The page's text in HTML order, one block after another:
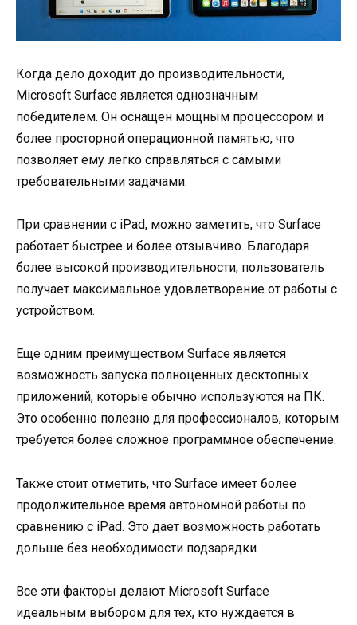
Когда дело доходит до производительности,
Microsoft Surface является однозначным
победителем. Он оснащен мощным процессором и
более просторной операционной памятью, что
позволяет ему легко справляться с самыми
требовательными задачами.
При сравнении с iPad, можно заметить, что Surface
работает быстрее и более отзывчиво. Благодаря
более высокой производительности, пользователь
получает максимальное удовлетворение от работы с
устройством.
Еще одним преимуществом Surface является
возможность запуска полноценных десктопных
приложений, которые обычно используются на ПК.
Это особенно полезно для профессионалов, которым
требуется более сложное программное обеспечение.
Также стоит отметить, что Surface имеет более
продолжительное время автономной работы по
сравнению с iPad. Это дает возможность работать
дольше без необходимости подзарядки.
Все эти факторы делают Microsoft Surface
идеальным выбором для тех, кто нуждается в